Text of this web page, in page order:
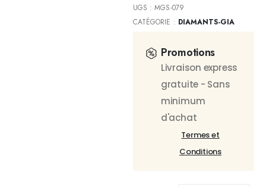
UGS :MGS-079
CATÉGORIE : DIAMANTS-GIA
Promotions
Livraison express
gratuite - Sans
minimum
d'achat
Termes et
Conditions